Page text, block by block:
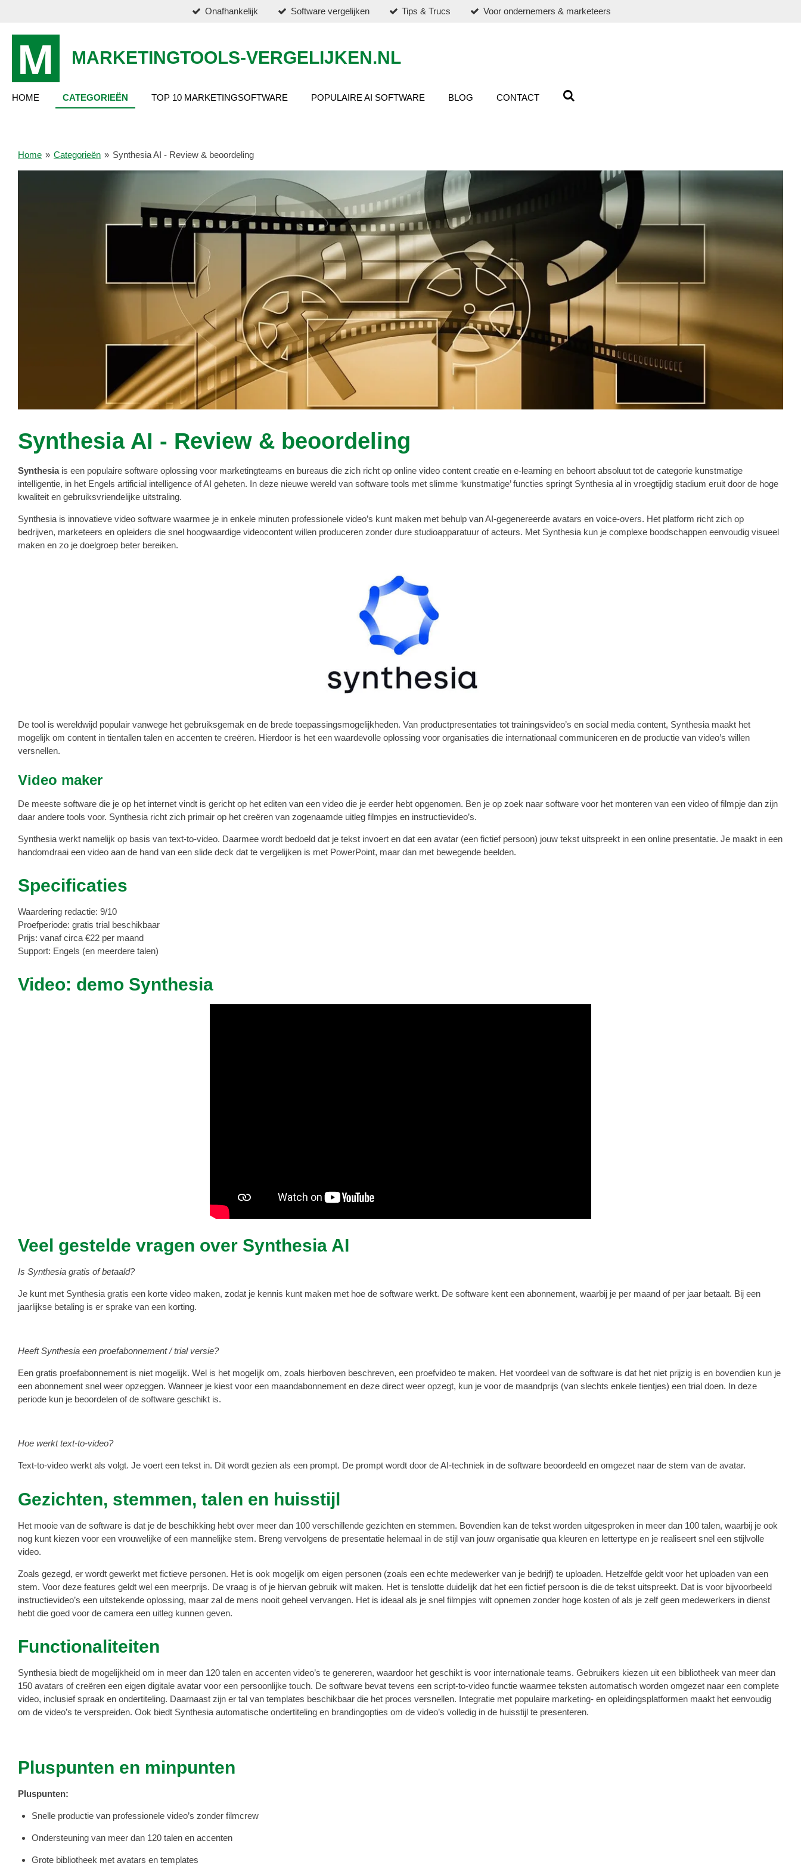
naar
hoofdinhoud
Onafhankelijk Software vergelijken Tips & Trucs Voor ondernemers & marketeers
MARKETINGTOOLS-VERGELIJKEN.NL
HOME CATEGORIEËN TOP 10 MARKETINGSOFTWARE POPULAIRE AI SOFTWARE BLOG CONTACT
Home » Categorieën » Synthesia AI - Review & beoordeling
Synthesia AI - Review & beoordeling
Synthesiais een populaire software oplossing voor marketingteams en bureaus die zich richt op online video content creatie en e-learning en behoort absoluut tot de categorie kunstmatige
intelligentie, in het Engels artificial intelligence of AI geheten. In deze nieuwe wereld van software tools met slimme ‘kunstmatige’ functies springt Synthesia al in vroegtijdig stadium eruit door de hoge
kwaliteit en gebruiksvriendelijke uitstraling.
Synthesia is innovatieve video software waarmee je in enkele minuten professionele video’s kunt maken met behulp van AI-gegenereerde avatars en voice-overs. Het platform richt zich op
bedrijven, marketeers en opleiders die snel hoogwaardige videocontent willen produceren zonder dure studioapparatuur of acteurs. Met Synthesia kun je complexe boodschappen eenvoudig visueel
maken en zo je doelgroep beter bereiken.
De tool is wereldwijd populair vanwege het gebruiksgemak en de brede toepassingsmogelijkheden. Van productpresentaties tot trainingsvideo’s en social media content, Synthesia maakt het
mogelijk om content in tientallen talen en accenten te creëren. Hierdoor is het een waardevolle oplossing voor organisaties die internationaal communiceren en de productie van video’s willen
versnellen.
Video maker
De meeste software die je op het internet vindt is gericht op het editen van een video die je eerder hebt opgenomen. Ben je op zoek naar software voor het monteren van een video of filmpje dan zijn
daar andere tools voor. Synthesia richt zich primair op het creëren van zogenaamde uitleg filmpjes en instructievideo’s.
Synthesia werkt namelijk op basis van text-to-video. Daarmee wordt bedoeld dat je tekst invoert en dat een avatar (een fictief persoon) jouw tekst uitspreekt in een online presentatie. Je maakt in een
handomdraai een video aan de hand van een slide deck dat te vergelijken is met PowerPoint, maar dan met bewegende beelden.
Specificaties
Waardering redactie: 9/10
Proefperiode: gratis trial beschikbaar
Prijs: vanaf circa €22 per maand
Support: Engels (en meerdere talen)
Video: demo Synthesia
Veel gestelde vragen over Synthesia AI
Is Synthesia gratis of betaald?
Je kunt met Synthesia gratis een korte video maken, zodat je kennis kunt maken met hoe de software werkt. De software kent een abonnement, waarbij je per maand of per jaar betaalt. Bij een
jaarlijkse betaling is er sprake van een korting.
Heeft Synthesia een proefabonnement / trial versie?
Een gratis proefabonnement is niet mogelijk. Wel is het mogelijk om, zoals hierboven beschreven, een proefvideo te maken. Het voordeel van de software is dat het niet prijzig is en bovendien kun je
een abonnement snel weer opzeggen. Wanneer je kiest voor een maandabonnement en deze direct weer opzegt, kun je voor de maandprijs (van slechts enkele tientjes) een trial doen. In deze
periode kun je beoordelen of de software geschikt is.
Hoe werkt text-to-video?
Text-to-video werkt als volgt. Je voert een tekst in. Dit wordt gezien als een prompt. De prompt wordt door de AI-techniek in de software beoordeeld en omgezet naar de stem van de avatar.
Gezichten, stemmen, talen en huisstijl
Het mooie van de software is dat je de beschikking hebt over meer dan 100 verschillende gezichten en stemmen. Bovendien kan de tekst worden uitgesproken in meer dan 100 talen, waarbij je ook
nog kunt kiezen voor een vrouwelijke of een mannelijke stem. Breng vervolgens de presentatie helemaal in de stijl van jouw organisatie qua kleuren en lettertype en je realiseert snel een stijlvolle
video.
Zoals gezegd, er wordt gewerkt met fictieve personen. Het is ook mogelijk om eigen personen (zoals een echte medewerker van je bedrijf) te uploaden. Hetzelfde geldt voor het uploaden van een
stem. Voor deze features geldt wel een meerprijs. De vraag is of je hiervan gebruik wilt maken. Het is tenslotte duidelijk dat het een fictief persoon is die de tekst uitspreekt. Dat is voor bijvoorbeeld
instructievideo’s een uitstekende oplossing, maar zal de mens nooit geheel vervangen. Het is ideaal als je snel filmpjes wilt opnemen zonder hoge kosten of als je zelf geen medewerkers in dienst
hebt die goed voor de camera een uitleg kunnen geven.
Functionaliteiten
Synthesia biedt de mogelijkheid om in meer dan 120 talen en accenten video’s te genereren, waardoor het geschikt is voor internationale teams. Gebruikers kiezen uit een bibliotheek van meer dan
150 avatars of creëren een eigen digitale avatar voor een persoonlijke touch. De software bevat tevens een script-to-video functie waarmee teksten automatisch worden omgezet naar een complete
video, inclusief spraak en ondertiteling. Daarnaast zijn er tal van templates beschikbaar die het proces versnellen. Integratie met populaire marketing- en opleidingsplatformen maakt het eenvoudig
om de video’s te verspreiden. Ook biedt Synthesia automatische ondertiteling en brandingopties om de video’s volledig in de huisstijl te presenteren.
Pluspunten en minpunten
Pluspunten:
Snelle productie van professionele video’s zonder filmcrew
Ondersteuning van meer dan 120 talen en accenten
Grote bibliotheek met avatars en templates